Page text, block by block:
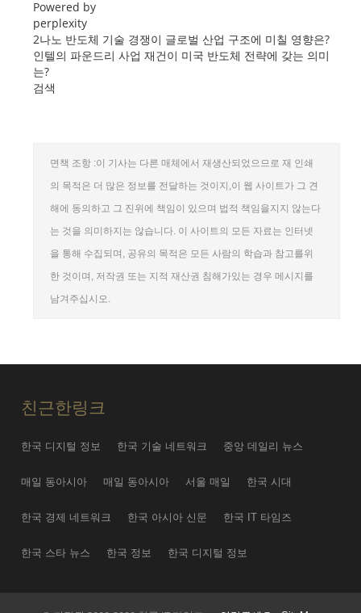
Powered by
perplexity
2나노 반도체 기술 경쟁이 글로벌 산업 구조에 미칠 영향은?
인텔의 파운드리 사업 재건이 미국 반도체 전략에 갖는 의미
는?
검색
면책 조항 :이 기사는 다른 매체에서 재생산되었으므로 재 인쇄
의 목적은 더 많은 정보를 전달하는 것이지,이 웹 사이트가 그 견
해에 동의하고 그 진위에 책임이 있으며 법적 책임을지지 않는다
는 것을 의미하지는 않습니다. 이 사이트의 모든 자료는 인터넷
을 통해 수집되며, 공유의 목적은 모든 사람의 학습과 참고를위
한 것이며, 저작권 또는 지적 재산권 침해가있는 경우 메시지를
남겨주십시오.
친근한링크
한국 디지털 정보 한국 기술 네트워크 중앙 데일리 뉴스
매일 동아시아 매일 동아시아 서울 매일 한국 시대
한국 경제 네트워크 한국 아시아 신문 한국 IT 타임즈
한국 스타 뉴스 한국 정보 한국 디지털 정보